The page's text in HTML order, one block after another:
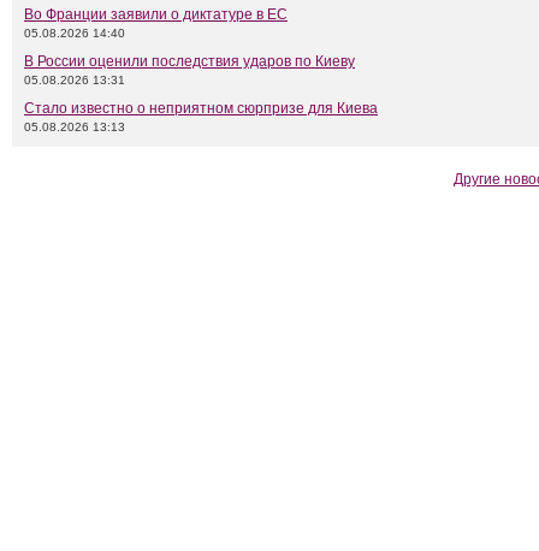
Во Франции заявили о диктатуре в ЕС
05.08.2026 14:40
В России оценили последствия ударов по Киеву
05.08.2026 13:31
Стало известно о неприятном сюрпризе для Киева
05.08.2026 13:13
Другие